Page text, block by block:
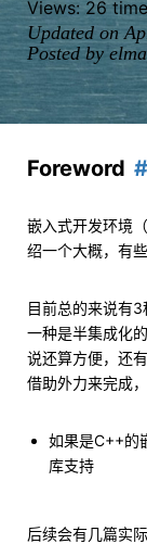
Views:26
Updated on
Posted by
Foreword
嵌入式开发环境
绍一个大概，有
目前总的来说有3
一种是半集成化
说还算方便，还
借助外力来完成
如果是C++的
库支持
后续会有几篇实